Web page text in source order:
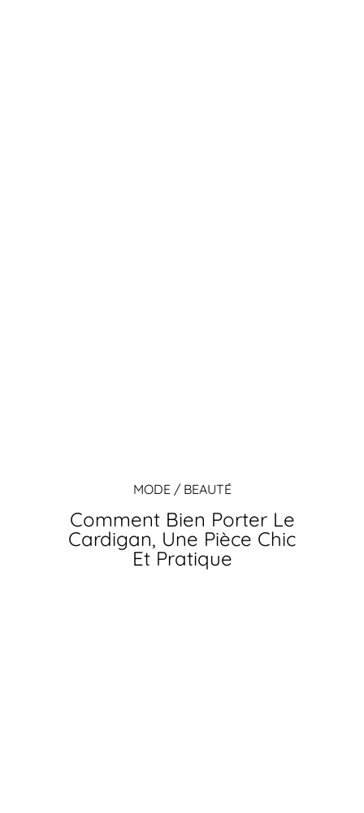
MODE / BEAUTÉ
Comment Bien Porter Le
Cardigan, Une Pièce Chic
Et Pratique